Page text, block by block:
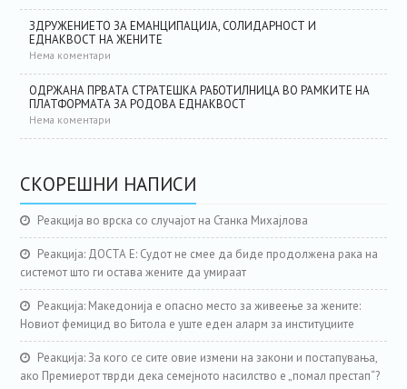
ЗДРУЖЕНИЕТО ЗА ЕМАНЦИПАЦИЈА, СОЛИДАРНОСТ И
ЕДНАКВОСТ НА ЖЕНИТЕ
Нема коментари
ОДРЖАНА ПРВАТА СТРАТЕШКА РАБОТИЛНИЦА ВО РАМКИТЕ НА
ПЛАТФОРМАТА ЗА РОДОВА ЕДНАКВОСТ
Нема коментари
СКОРЕШНИ НАПИСИ
Реакција во врска со случајот на Станка Михајлова
Реакција: ДОСТА Е: Судот не смее да биде продолжена рака на
системот што ги остава жените да умираат
Реакција: Македонија е опасно место за живеење за жените:
Новиот фемицид во Битола е уште еден аларм за институциите
Реакција: За кого се сите овие измени на закони и постапувања,
ако Премиерот тврди дека семејното насилство е „помал престап“?